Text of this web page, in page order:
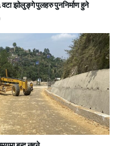
वटा झोलुङ्गे पुलहरु पुननिर्माण हुने